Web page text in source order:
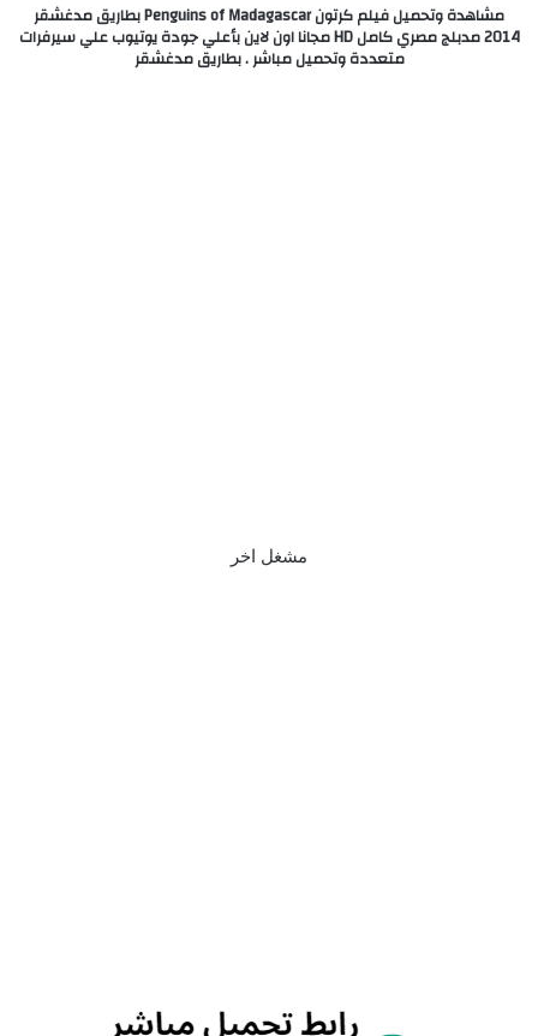
مشاهدة وتحميل فيلم كرتون Penguins of Madagascar بطاريق مدغشقر
2014 مدبلج مصري كامل HD مجانا اون لاين بأعلي جودة يوتيوب علي سيرفرات
متعددة وتحميل مباشر . بطاريق مدغشقر
مشغل اخر